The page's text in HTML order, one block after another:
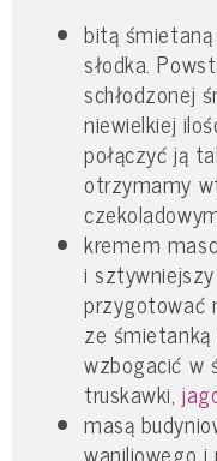
bitą
słodka.
schłodzonej
niewielkiej
połączyć ją
otrzymamy
kremem
i
przygotować
ze
wzbogacić w
truskawki,
masą